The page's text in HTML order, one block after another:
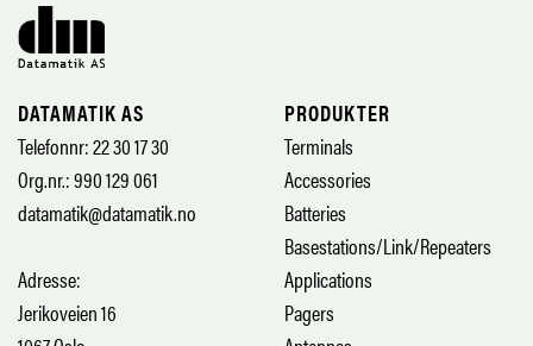
DATAMATIK AS
Telefonnr: 22 30 17 30
Org.nr.: 990 129 061
datamatik@datamatik.no
Adresse:
Jerikoveien 16
PRODUKTER
Terminals
Accessories
Batteries
Basestations/Link/Repeaters
Applications
Pagers